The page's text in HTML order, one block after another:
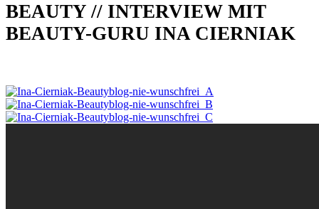
BEAUTY // INTERVIEW MIT
BEAUTY-GURU INA CIERNIAK